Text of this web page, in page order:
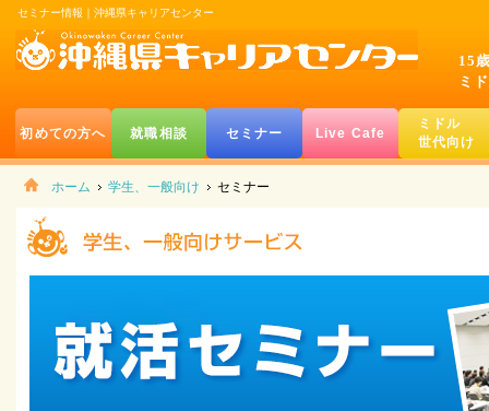
セミナー情報｜沖縄県キャリアセンター
15
ミ
初めての方へ 就職相談 セミナー Live Cafe
ミドル
世代向け
ホーム 学生、一般向け セミナー